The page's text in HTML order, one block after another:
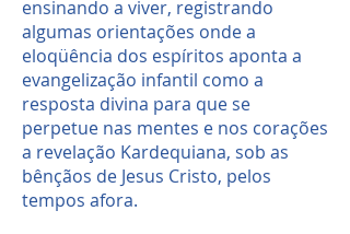
ensinando a viver, registrando
algumas orientações onde a
eloqüência dos espíritos aponta a
evangelização infantil como a
resposta divina para que se
perpetue nas mentes e nos corações
a revelação Kardequiana, sob as
bênçãos de Jesus Cristo, pelos
tempos afora.